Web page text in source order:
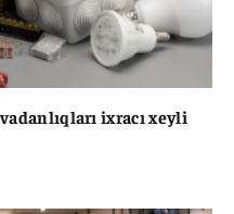
ixracı xeyli